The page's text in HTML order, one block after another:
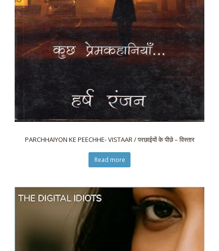
PARCHHAIYON KE PEECHHE- VISTAAR / परछाईयों के पीछे – विस्तार
Read more